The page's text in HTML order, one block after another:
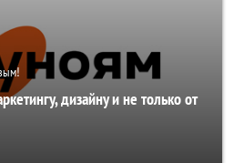
дизайну и не только от